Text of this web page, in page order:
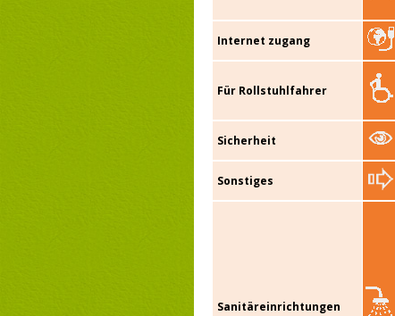
Internet zugang
Für Rollstuhlfahrer
Sicherheit
Sonstiges
Sanitäreinrichtungen